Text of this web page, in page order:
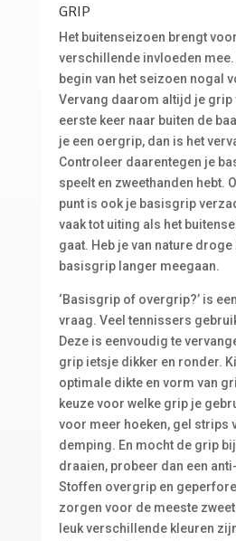
GRIP
Het buitenseizoen brengt
verschillende invloeden mee.
begin van het seizoen nogal
Vervang daarom altijd je
eerste keer naar buiten de
je een oergrip, dan is het
Controleer daarentegen je
speelt en zweethanden hebt.
punt is ook je basisgrip
vaak tot uiting als het
gaat. Heb je van nature
basisgrip langer meegaan.
‘Basisgrip of overgrip?’ is
vraag. Veel tennissers
Deze is eenvoudig te
grip ietsje dikker en ronder.
optimale dikte en vorm van
keuze voor welke grip je
voor meer hoeken, gel strips
demping. En mocht de grip bij
draaien, probeer dan een
Stoffen overgrip en
zorgen voor de meeste
leuk verschillende kleuren